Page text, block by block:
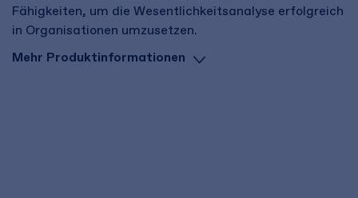
Fähigkeiten, um die Wesentlichkeitsanalyse erfolgreich
in Organisationen umzusetzen.
Mehr Produktinformationen